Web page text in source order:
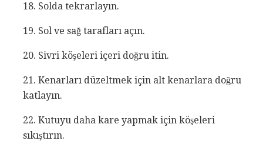
18. Solda tekrarlayın.
19. Sol ve sağ tarafları açın.
20. Sivri köşeleri içeri doğru itin.
21. Kenarları düzeltmek için alt kenarlara doğru
katlayın.
22. Kutuyu daha kare yapmak için köşeleri
sıkıştırın.